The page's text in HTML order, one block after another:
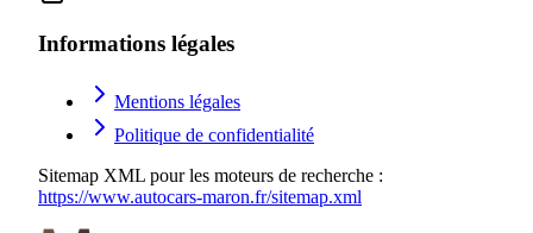
Informations légales
Mentions légales
Politique de confidentialité
Sitemap XML pour les moteurs de recherche :
https://www.autocars-maron.fr/sitemap.xml